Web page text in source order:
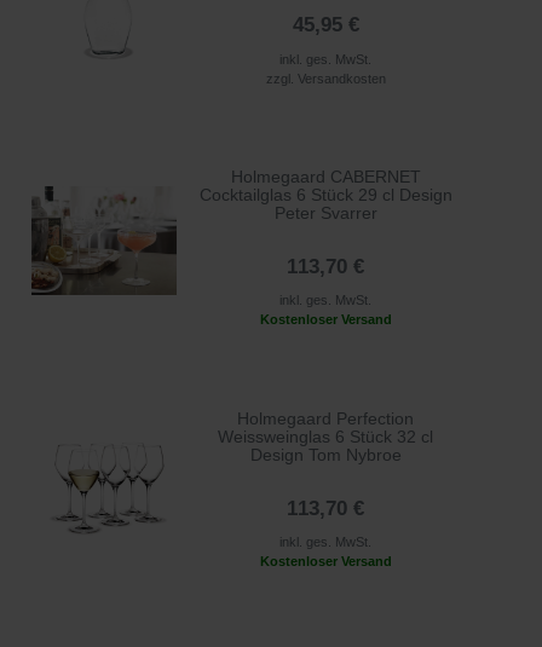
45,95 €
inkl. ges. MwSt.
zzgl. Versandkosten
Holmegaard CABERNET
Cocktailglas 6 Stück 29 cl Design
Peter Svarrer
113,70 €
inkl. ges. MwSt.
Kostenloser Versand
Holmegaard Perfection
Weissweinglas 6 Stück 32 cl
Design Tom Nybroe
113,70 €
inkl. ges. MwSt.
Kostenloser Versand